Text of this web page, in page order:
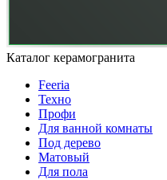
Каталог керамогранита
Feeria
Техно
Профи
Для ванной комнаты
Под дерево
Матовый
Для пола